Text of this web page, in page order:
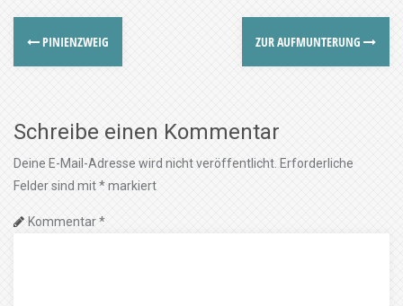
PINIENZWEIG ZUR AUFMUNTERUNG
Schreibe einen Kommentar
Deine E-Mail-Adresse wird nicht veröffentlicht. Erforderliche
Felder sind mit*markiert
Kommentar*